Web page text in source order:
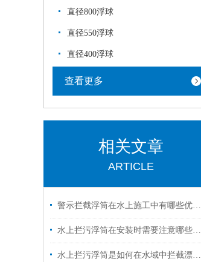
直径800浮球
直径550浮球
直径400浮球
查看更多
相关文章
ARTICLE
警示拦截浮筒在水上施工中有哪些优势？
水上拦污浮筒在安装时需要注意哪些事项？
水上拦污浮筒是如何在水域中拦截漂浮物的？